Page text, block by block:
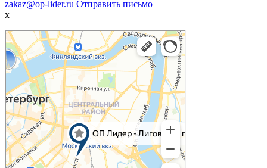
zakaz@op-lider.ru Отправить письмо
x